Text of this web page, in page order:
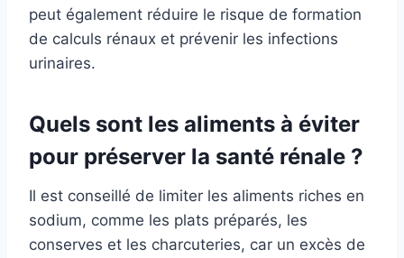
peut également réduire le risque de formation
de calculs rénaux et prévenir les infections
urinaires.
Quels sont les aliments à éviter
pour préserver la santé rénale ?
Il est conseillé de limiter les aliments riches en
sodium, comme les plats préparés, les
conserves et les charcuteries, car un excès de